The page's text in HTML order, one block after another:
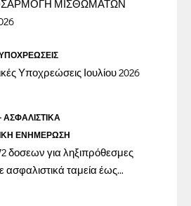
ΜΙΣΘΩΜΑΤΩΝ
Υποχρεώσεις Ιουλίου 2026
ΑΣΦΑΛΙΣΤΙΚΆ
ΕΝΗΜΈΡΩΣΗ
δοσεων για ληξιπρόθεσμες
ασφαλιστικά ταμεία έως